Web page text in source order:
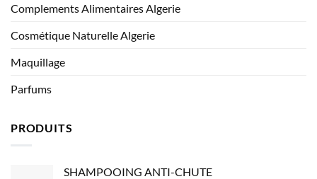
Complements Alimentaires Algerie
Cosmétique Naturelle Algerie
Maquillage
Parfums
PRODUITS
SHAMPOOING ANTI-CHUTE